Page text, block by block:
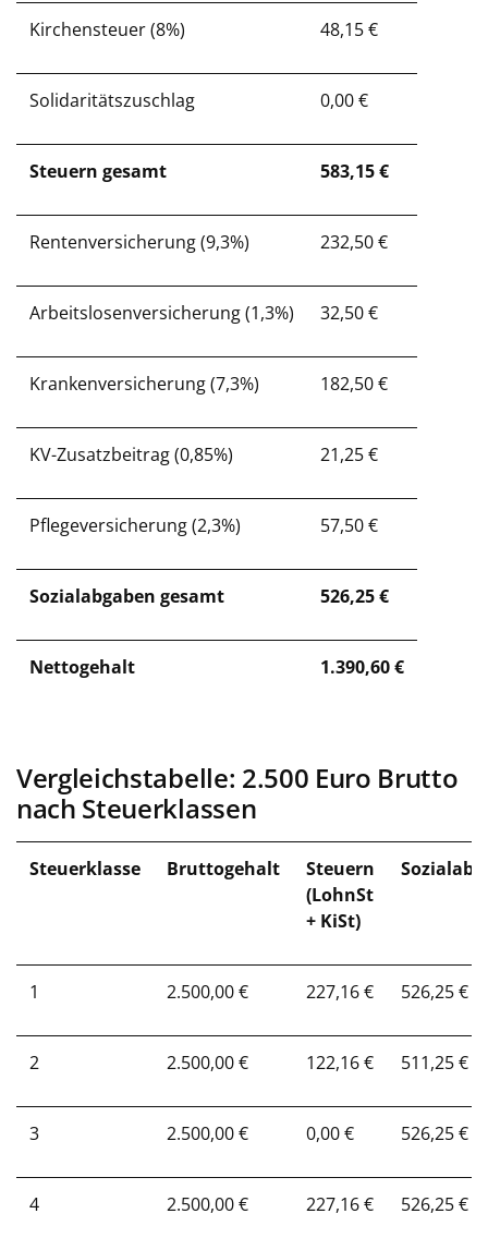
Kirchensteuer (8%) 48,15 €
Solidaritätszuschlag 0,00 €
Steuern gesamt 583,15 €
Rentenversicherung (9,3%) 232,50 €
Arbeitslosenversicherung (1,3%) 32,50 €
Krankenversicherung (7,3%) 182,50 €
KV-Zusatzbeitrag (0,85%) 21,25 €
Pflegeversicherung (2,3%) 57,50 €
Sozialabgaben gesamt 526,25 €
Nettogehalt 1.390,60 €
Vergleichstabelle: 2.500 Euro Brutto
nach Steuerklassen
Steuerklasse Bruttogehalt
Steuern
(LohnSt
+ KiSt)
1 2.500,00 € 227,16 € 526,25 €
2 2.500,00 € 122,16 € 511,25 €
3 2.500,00 € 0,00 € 526,25 €
4 2.500,00 € 227,16 € 526,25 €